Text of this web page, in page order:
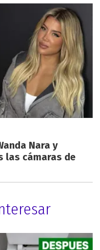
Nara y
las cámaras de